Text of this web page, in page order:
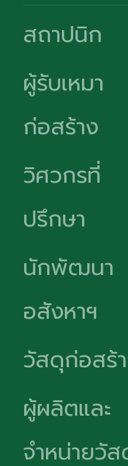
สถาปนิก
ผู้รับเหมา
ก่อสร้าง
วิศวกรที่
ปรึกษา
นักพัฒนา
อสังหาฯ
วัสดุก่อสร้
ผู้ผลิตและ
จำหน่ายวั